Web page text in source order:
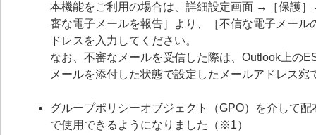
本機能をご利用の場合は、詳細設定画面 →［保護
審な電子メールを報告］より、［不信な電子メー
ドレスを入力してください。
なお、不審なメールを受信した際は、Outlook上の
メールを添付した状態で設定したメールアドレス
グループポリシーオブジェクト（GPO）を介して
で使用できるようになりました（※1）